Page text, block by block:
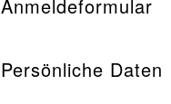
Anmeldeformular
Persönliche Daten